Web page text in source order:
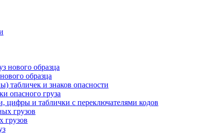
образца
табличек и знаков опасности
опасного груза
цифры и таблички с переключателями кодов
грузов